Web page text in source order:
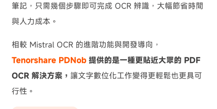
筆記，只需幾個步驟即可完成 OCR 辨識，大幅節省時間
與人力成本。
相較 Mistral OCR 的進階功能與開發導向，
Tenorshare PDNob 提供的是一種更貼近大眾的 PDF
OCR 解決方案， 讓文字數位化工作變得更輕鬆也更具可
行性。